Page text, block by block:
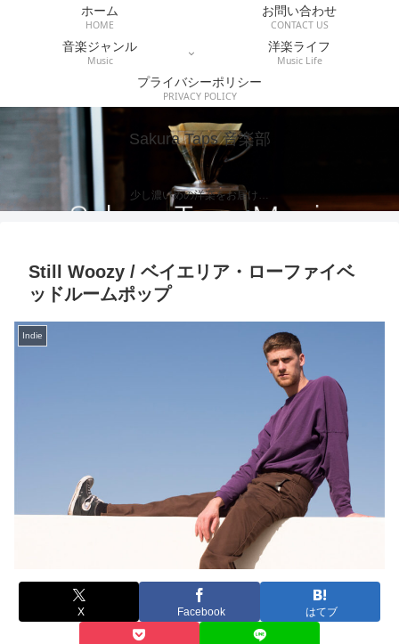
Sakura Taps 音楽部
少し濃いめの洋楽をお届け…
ホーム
HOME
お問い合わせ
CONTACT US
音楽ジャンル
Music
洋楽ライフ
Music Life
プライバシーポリシー
PRIVACY POLICY
Still Woozy / ベイエリア・ローファイベ
ッドルームポップ
Indie
X Facebook はてブ